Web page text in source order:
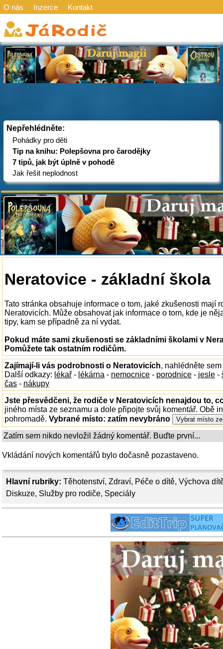
O nás Inzerce Kontakt
Nepřehlédněte:
Pohádky pro děti
Tip na knihu: Polepšovna pro čarodějky
7 tipů, jak být úplně v pohodě
Jak řešit neplodnost
Hlavní rubriky: Těhotenství, Zdraví, Péče o dítě, Výchova
Diskuze, Služby pro rodiče, Speciály
Neratovice - základní škola
Tato stránka obsahuje informace o tom, jaké zkušenosti mají
Neratovicích. Může obsahovat jak informace o tom, kde je
tipy, kam se případně za ní vydat.
Pokud máte sami zkušenosti se základními školami v
Pomůžete tak ostatním rodičům.
Zajímají-li vás podrobnosti o Neratovicích, nahlédněte
Další odkazy: lékař - lékárna - nemocnice - porodnice - jesle -
čas - nákupy
Jste přesvědčeni, že rodiče v Neratovicích nenajdou to,
jiného místa ze seznamu a dole připojte svůj komentář. Obě
pohromadě. Vybrané místo: zatím nevybráno
Zatím sem nikdo nevložil žádný komentář. Buďte první...
Vkládání nových komentářů bylo dočasně pozastaveno.